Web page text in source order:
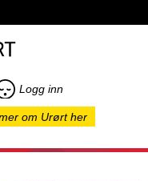
Logg inn
om Urørt her